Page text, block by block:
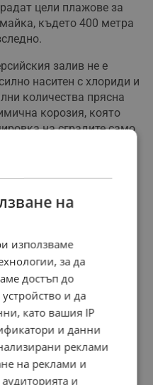
цели плажове за
където 400 метра
залив не е
наситен с хлориди и
количества прясна
корозия, която
на сградите само
мащабният подводен
щети на
на
използваме
за да
достъп до
и да
като вашия IP
и данни
реклами
на реклами и
и